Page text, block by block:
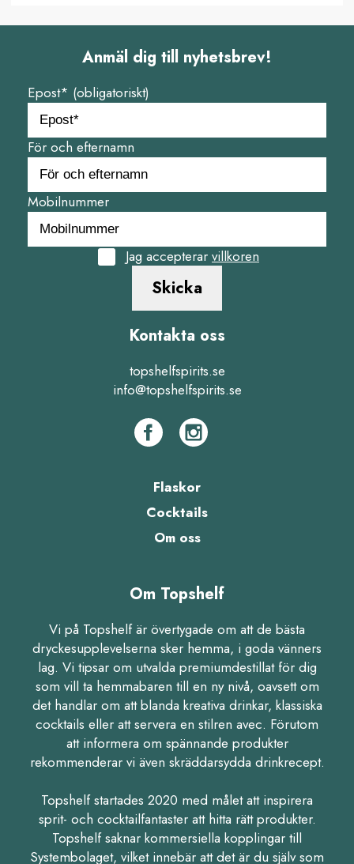
Anmäl dig till nyhetsbrev!
Epost* (obligatoriskt)
För och efternamn
Mobilnummer
Jag accepterar villkoren
Skicka
Kontakta oss
topshelfspirits.se
info@topshelfspirits.se
Flaskor
Cocktails
Om oss
Om Topshelf
Vi på Topshelf är övertygade om att de bästa
dryckesupplevelserna sker hemma, i goda vänners
lag. Vi tipsar om utvalda premiumdestillat för dig
som vill ta hemmabaren till en ny nivå, oavsett om
det handlar om att blanda kreativa drinkar, klassiska
cocktails eller att servera en stilren avec. Förutom
att informera om spännande produkter
rekommenderar vi även skräddarsydda drinkrecept.
Topshelf startades 2020 med målet att inspirera
sprit- och cocktailfantaster att hitta rätt produkter.
Topshelf saknar kommersiella kopplingar till
Systembolaget, vilket innebär att det är du själv som